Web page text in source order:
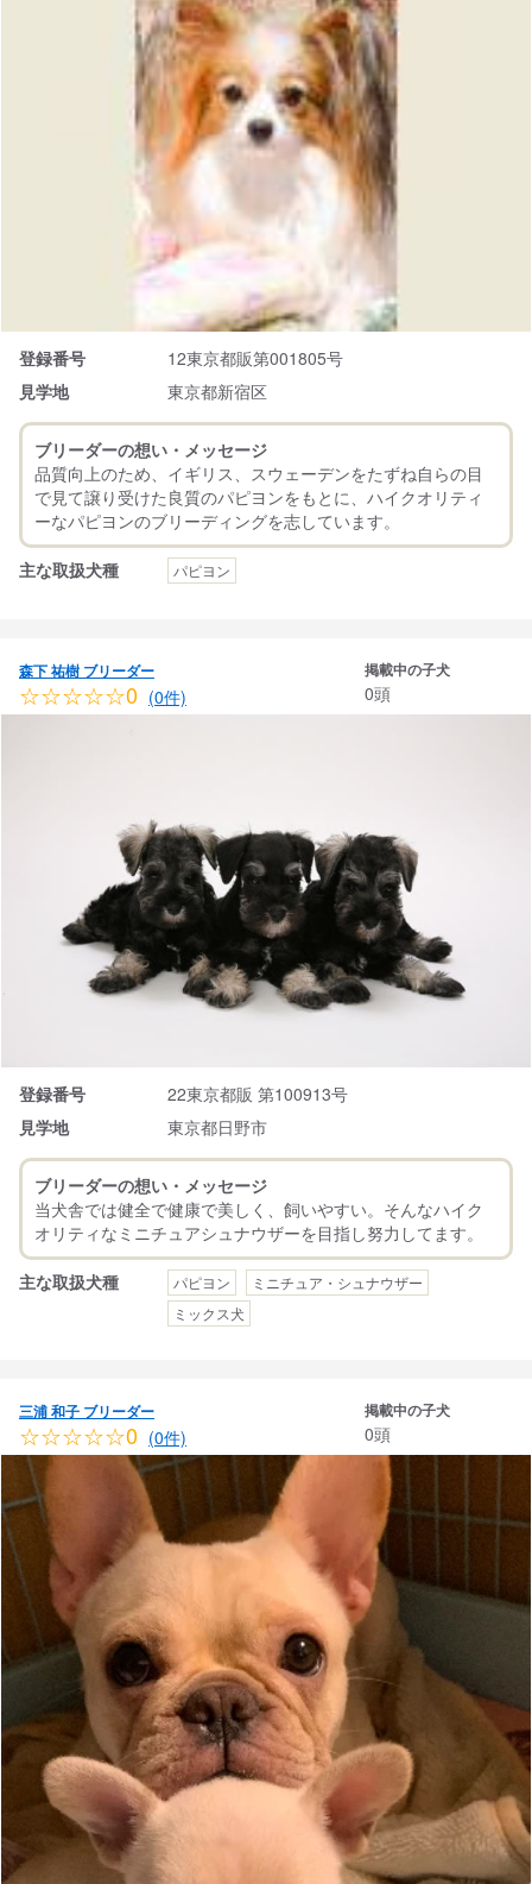
登録番号
12東京都販第001805号
見学地
東京都新宿区
ブリーダーの想い・メッセージ
品質向上のため、イギリス、スウェーデンをたずね自らの目
で見て譲り受けた良質のパピヨンをもとに、ハイクオリティ
主な取扱犬種 パピヨン
森下 祐樹 ブリーダー
☆☆☆☆☆0 (0件)
掲載中の子犬
0頭
登録番号
22東京都販 第100913号
見学地
東京都日野市
ブリーダーの想い・メッセージ
当犬舎では健全で健康で美しく、飼いやすい。そんなハイク
主な取扱犬種 パピヨン
ミニチュア・シュナウザー
ミックス犬
三浦 和子 ブリーダー
☆☆☆☆☆0 (0件)
掲載中の子犬
0頭